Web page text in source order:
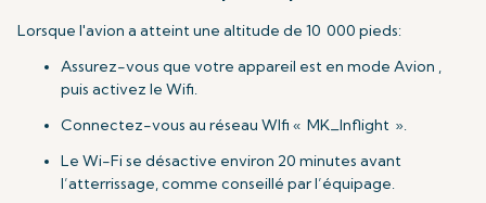
Lorsque l'avion a atteint une altitude de 10 000 pieds:
Assurez-vous que votre appareil est en mode Avion ,
puis activez le Wifi.
Connectez-vous au réseau WIfi « MK_Inflight ».
Le Wi-Fi se désactive environ 20 minutes avant
l’atterrissage, comme conseillé par l’équipage.